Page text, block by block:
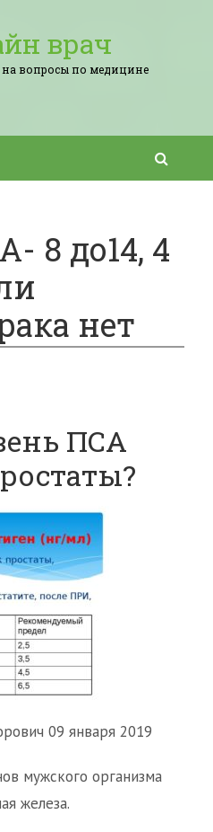
врач
на вопросы по медицине
8 до14, 4
нет
ПСА
09 января 2019
мужского организма
железа.